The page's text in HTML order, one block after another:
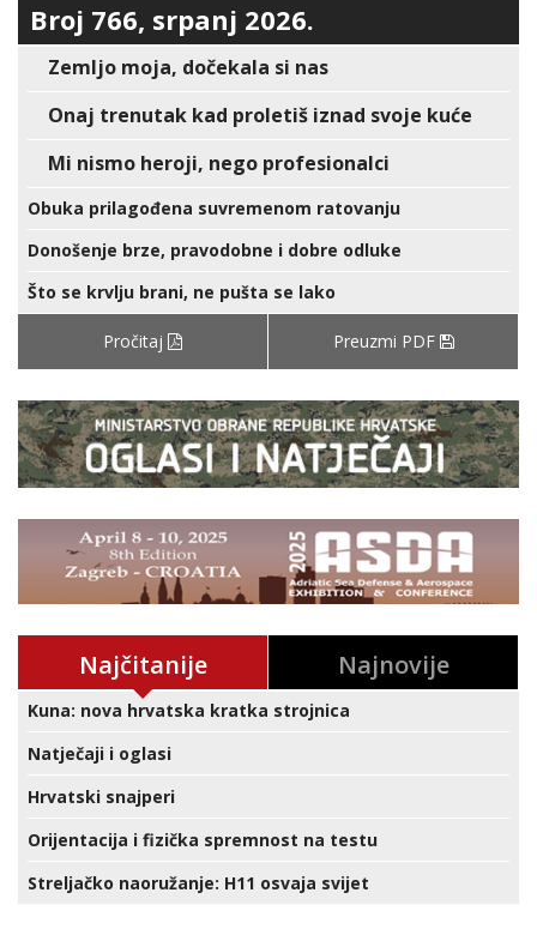
Broj 766, srpanj 2026.
Zemljo moja, dočekala si nas
Onaj trenutak kad proletiš iznad svoje kuće
Mi nismo heroji, nego profesionalci
Obuka prilagođena suvremenom ratovanju
Donošenje brze, pravodobne i dobre odluke
Što se krvlju brani, ne pušta se lako
Pročitaj Preuzmi PDF
Najčitanije Najnovije
Kuna: nova hrvatska kratka strojnica
Natječaji i oglasi
Hrvatski snajperi
Orijentacija i fizička spremnost na testu
Streljačko naoružanje: H11 osvaja svijet